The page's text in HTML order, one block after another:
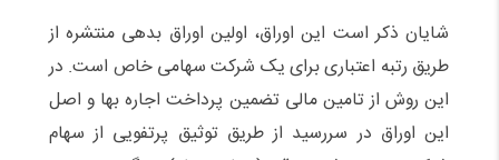
شایان ذکر است این اوراق، اولین اوراق بدهی منتشره از
طریق رتبه اعتباری برای یک شرکت سهامی خاص است. در
این روش از تامین مالی تضمین پرداخت اجاره بها و اصل
این اوراق در سررسید از طریق توثیق پرتفویی از سهام